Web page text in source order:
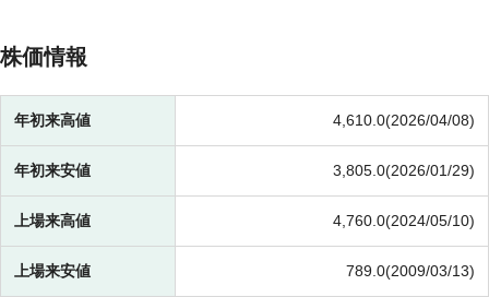
株価情報
年初来高値 4,610.0(2026/04/08)
年初来安値 3,805.0(2026/01/29)
上場来高値 4,760.0(2024/05/10)
上場来安値 789.0(2009/03/13)